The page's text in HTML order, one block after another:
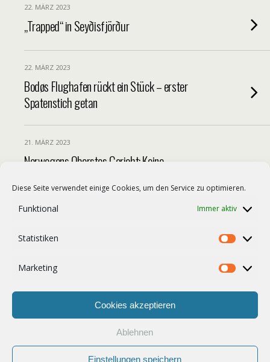
Diese Seite verwendet einige Cookies, um den Service zu optimieren.
Funktional Immer aktiv
Statistiken
Marketing
Cookies akzeptieren
Ablehnen
Einstellungen speichern
22. MÄRZ 2023
„Trapped“ in Seyðisfjörður
22. MÄRZ 2023
Bodøs Flughafen rückt ein Stück – erster
Spatenstich getan
21. MÄRZ 2023
Norwegens Oberstes Gericht: Keine
Unbefristeter Lokführerstreik in Finnland
Zum Seitenanfang